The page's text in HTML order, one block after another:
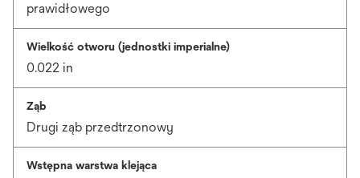
prawidłowego
Wielkość otworu (jednostki imperialne)
0.022 in
Ząb
Drugi ząb przedtrzonowy
Wstępna warstwa klejąca